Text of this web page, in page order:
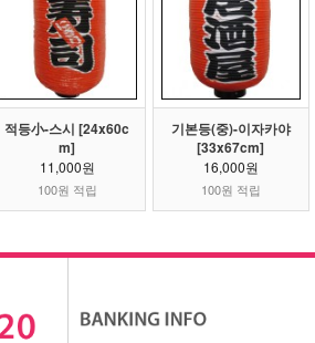
적등小-스시 [24x60c
m]
11,000원
100원 적립
기본등(중)-이자카야
[33x67cm]
16,000원
100원 적립